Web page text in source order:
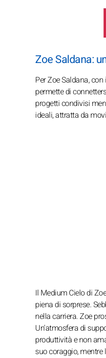
Zoe Saldana:
Per Zoe Saldana,
permette di
progetti condivisi
ideali, attratta da
Il Medium Cielo di
piena di sorprese.
nella carriera. Zoe
Un'atmosfera di
produttività e non
suo coraggio, mentre